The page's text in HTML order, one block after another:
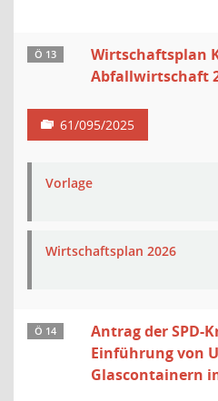
Ö 13
Wirtschaftsplan
Abfallwirtschaft
61/095/2025
Vorlage
Wirtschaftsplan 2026
Ö 14
Antrag der SPD-
Einführung von
Glascontainern